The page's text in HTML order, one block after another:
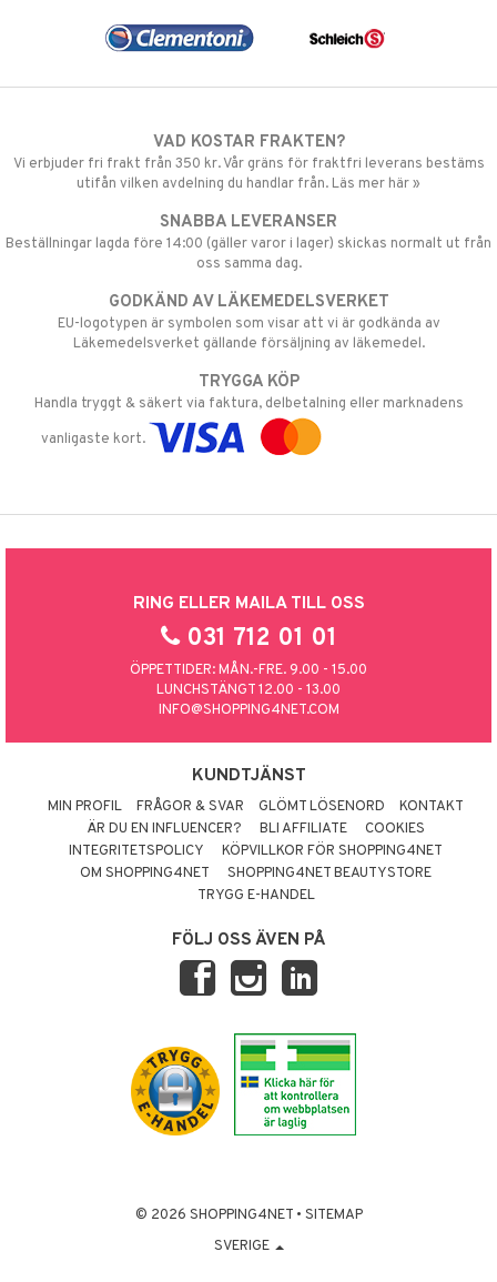
VAD KOSTAR FRAKTEN?
Vi erbjuder fri frakt från 350 kr. Vår gräns för fraktfri leverans bestäms
utifån vilken avdelning du handlar från. Läs mer här »
SNABBA LEVERANSER
Beställningar lagda före 14:00 (gäller varor i lager) skickas normalt ut från
oss samma dag.
GODKÄND AV LÄKEMEDELSVERKET
EU-logotypen är symbolen som visar att vi är godkända av
Läkemedelsverket gällande försäljning av läkemedel.
TRYGGA KÖP
Handla tryggt & säkert via faktura, delbetalning eller marknadens
vanligaste kort.
RING ELLER MAILA TILL OSS
031 712 01 01
ÖPPETTIDER: MÅN.-FRE. 9.00 - 15.00
LUNCHSTÄNGT 12.00 - 13.00
INFO@SHOPPING4NET.COM
KUNDTJÄNST
MIN PROFIL FRÅGOR & SVAR GLÖMT LÖSENORD
KONTAKT
ÄR DU EN INFLUENCER?
BLI AFFILIATE
COOKIES
INTEGRITETSPOLICY
KÖPVILLKOR FÖR SHOPPING4NET
OM SHOPPING4NET
SHOPPING4NET BEAUTYSTORE
TRYGG E-HANDEL
FÖLJ OSS ÄVEN PÅ
© 2026 SHOPPING4NET • SITEMAP
SVERIGE